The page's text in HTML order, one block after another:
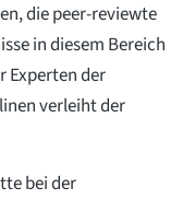
die peer-reviewte
in diesem Bereich
Experten der
verleiht der
bei der